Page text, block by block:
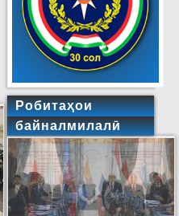
Робитаҳои
байналмилалӣ